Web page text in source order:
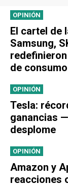
OPINIÓN
El cartel de
Samsung,
de consumo
OPINIÓN
Tesla:
ganancias
desplome
OPINIÓN
Amazon y
reacciones